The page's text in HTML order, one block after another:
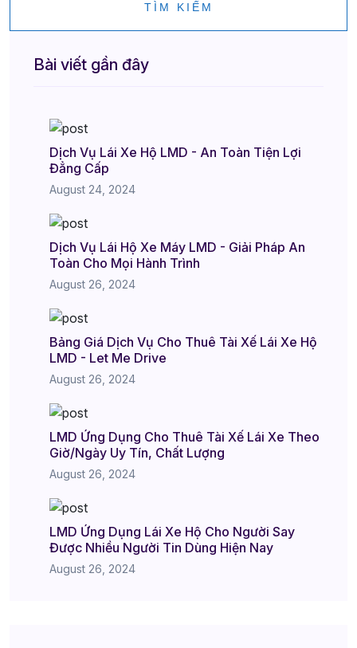
TÌM KIẾM
Bài viết gần đây
Dịch Vụ Lái Xe Hộ LMD - An Toàn Tiện Lợi
Đẳng Cấp
August 24, 2024
Dịch Vụ Lái Hộ Xe Máy LMD - Giải Pháp An
Toàn Cho Mọi Hành Trình
August 26, 2024
Bảng Giá Dịch Vụ Cho Thuê Tài Xế Lái Xe Hộ
LMD - Let Me Drive
August 26, 2024
LMD Ứng Dụng Cho Thuê Tài Xế Lái Xe Theo
Giờ/Ngày Uy Tín, Chất Lượng
August 26, 2024
LMD Ứng Dụng Lái Xe Hộ Cho Người Say
Được Nhiều Người Tin Dùng Hiện Nay
August 26, 2024